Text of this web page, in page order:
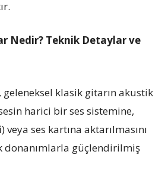
Nedir? Teknik Detaylar ve
klasik gitarın akustik
harici bir ses sistemine,
ses kartına aktarılmasını
donanımlarla güçlendirilmiş